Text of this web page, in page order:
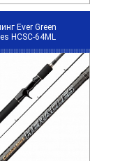
Ever Green
HCSC-64ML